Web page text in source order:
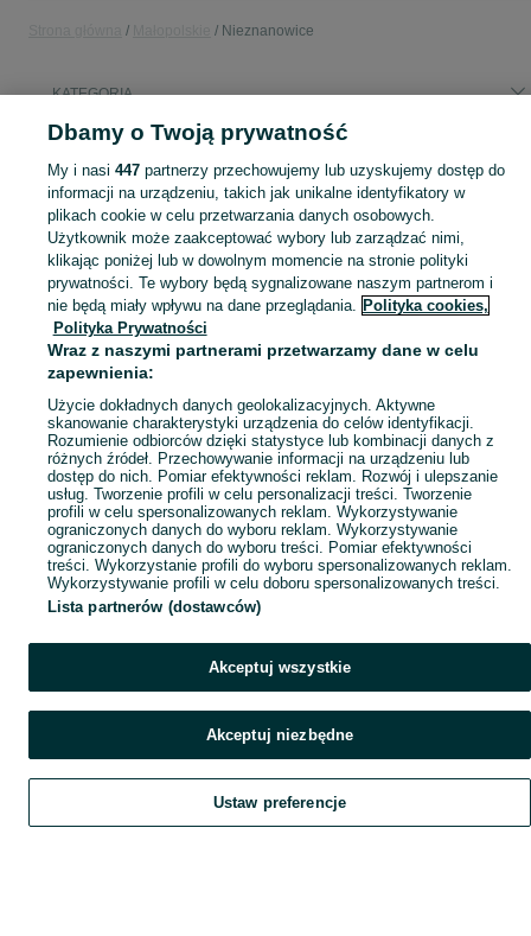
Nieznanowice
KATEGORIA
Popularne wyszukiwania
działki budowlane na sprzedaż
Skorzystaj z największego serwisu ogłoszeniowego - Nieznanowice i okolice! Kupuj to, czego pragniesz i sprzedawaj to, czego już nie potrzebujesz! Zobacz
Mapa kategorii
Mapa miejscowości
Mapa ministron
Szukaj Obserwujesz Dodaj Czat Konto
Dbamy o Twoją prywatność
My i nasi 447partnerzy przechowujemy lub uzyskujemy dostęp do
informacji na urządzeniu, takich jak unikalne identyfikatory w
plikach cookie w celu przetwarzania danych osobowych.
Użytkownik może zaakceptować wybory lub zarządzać nimi,
klikając poniżej lub w dowolnym momencie na stronie polityki
prywatności. Te wybory będą sygnalizowane naszym partnerom i
nie będą miały wpływu na dane przeglądania. Polityka cookies,
Polityka Prywatności
Wraz z naszymi partnerami przetwarzamy dane w celu
zapewnienia:
Użycie dokładnych danych geolokalizacyjnych. Aktywne
skanowanie charakterystyki urządzenia do celów identyfikacji.
Rozumienie odbiorców dzięki statystyce lub kombinacji danych z
różnych źródeł. Przechowywanie informacji na urządzeniu lub
dostęp do nich. Pomiar efektywności reklam. Rozwój i ulepszanie
usług. Tworzenie profili w celu personalizacji treści. Tworzenie
profili w celu spersonalizowanych reklam. Wykorzystywanie
ograniczonych danych do wyboru reklam. Wykorzystywanie
ograniczonych danych do wyboru treści. Pomiar efektywności
treści. Wykorzystanie profili do wyboru spersonalizowanych reklam.
Wykorzystywanie profili w celu doboru spersonalizowanych treści.
Lista partnerów (dostawców)
Akceptuj wszystkie
Akceptuj niezbędne
Ustaw preferencje